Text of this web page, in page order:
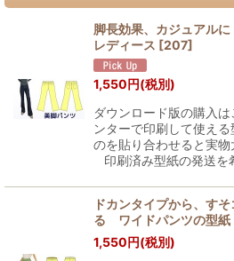
脚長効果、カジュアル
レディース [207]
1,550円(税別)
ダウンロード版の購入
ンターで印刷して使え
のを貼り合わせると実物
印刷済み型紙の発送を
ドカンタイプから、す
る ワイドパンツの型
1,550円(税別)